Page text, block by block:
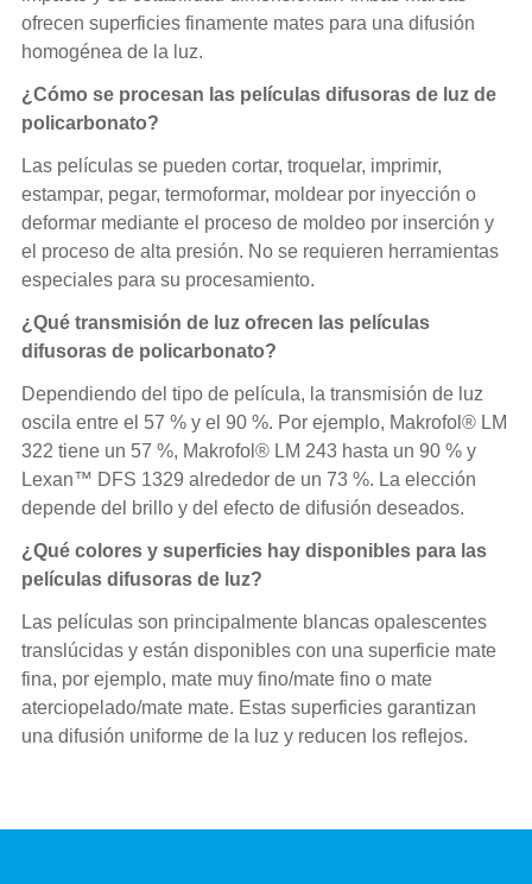
ofrecen superficies finamente mates para una difusión
homogénea de la luz.
¿Cómo se procesan las películas difusoras de luz de
policarbonato?
Las películas se pueden cortar, troquelar, imprimir,
estampar, pegar, termoformar, moldear por inyección o
deformar mediante el proceso de moldeo por inserción y
el proceso de alta presión. No se requieren herramientas
especiales para su procesamiento.
¿Qué transmisión de luz ofrecen las películas
difusoras de policarbonato?
Dependiendo del tipo de película, la transmisión de luz
oscila entre el 57 % y el 90 %. Por ejemplo, Makrofol® LM
322 tiene un 57 %, Makrofol® LM 243 hasta un 90 % y
Lexan™ DFS 1329 alrededor de un 73 %. La elección
depende del brillo y del efecto de difusión deseados.
¿Qué colores y superficies hay disponibles para las
películas difusoras de luz?
Las películas son principalmente blancas opalescentes
translúcidas y están disponibles con una superficie mate
fina, por ejemplo, mate muy fino/mate fino o mate
aterciopelado/mate mate. Estas superficies garantizan
una difusión uniforme de la luz y reducen los reflejos.